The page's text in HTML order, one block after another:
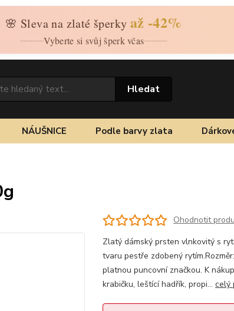
🌸 Sleva na zlaté šperky až -42%
Vyberte si svůj šperk včas
Hledat
NÁUŠNICE Podle barvy zlata
Ohodnotit
Zlatý dámský prsten vlnkovitý s
tvaru pestře zdobený
platnou puncovní značkou. K
krabičku, leštící hadřík, propi... celý